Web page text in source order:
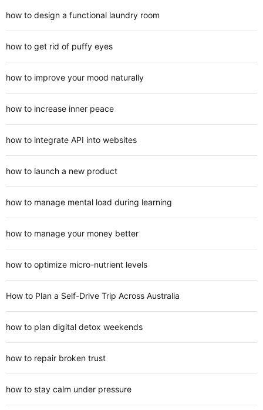
how to design a functional laundry room
how to get rid of puffy eyes
how to improve your mood naturally
how to increase inner peace
how to integrate API into websites
how to launch a new product
how to manage mental load during learning
how to manage your money better
how to optimize micro-nutrient levels
How to Plan a Self-Drive Trip Across Australia
how to plan digital detox weekends
how to repair broken trust
how to stay calm under pressure